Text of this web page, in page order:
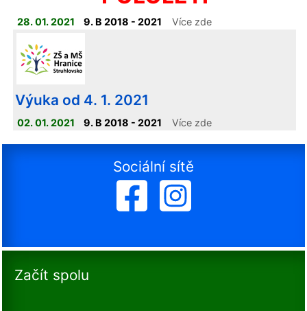
28. 01. 2021 9. B 2018 - 2021 Více zde
Výuka od 4. 1. 2021
02. 01. 2021 9. B 2018 - 2021 Více zde
Sociální sítě
Začít spolu